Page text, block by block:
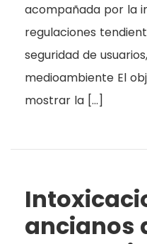
acompañada por la
regulaciones
seguridad de
medioambiente El
mostrar la […]
ancianos